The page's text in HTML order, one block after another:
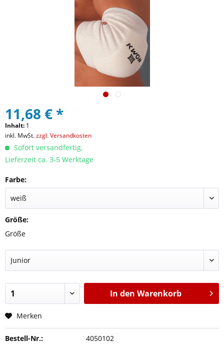
11,68 € *
Inhalt: 1
inkl. MwSt.zzgl. Versandkosten
Sofort versandfertig,
Lieferzeit ca. 3-5 Werktage
Farbe:
Größe:
Größe
In den Warenkorb
Merken
Bestell-Nr.: 4050102